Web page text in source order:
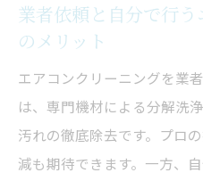
業者依頼と自分で行
のメリット
エアコンクリーニングを業
は、専門機材による分解洗
汚れの徹底除去です。プロ
減も期待できます。一方、